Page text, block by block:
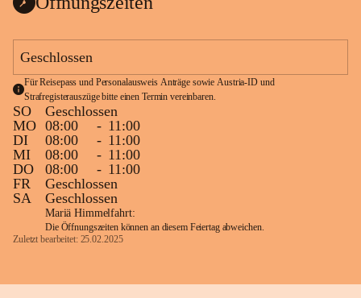
Geschlossen
Für Reisepass und Personalausweis Anträge sowie Austria-ID und
Strafregisterauszüge bitte einen Termin vereinbaren.
SO
Geschlossen
MO 08:00 - 11:00
DI
08:00 - 11:00
MI
08:00 - 11:00
DO
08:00 - 11:00
FR
Geschlossen
SA
Geschlossen
Mariä Himmelfahrt:
Die Öffnungszeiten können an diesem Feiertag abweichen.
Zuletzt bearbeitet: 25.02.2025